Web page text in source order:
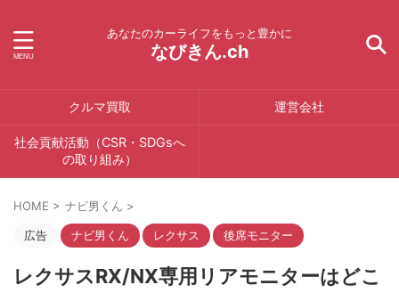
あなたのカーライフをもっと豊かに
なびきん.ch
クルマ買取 運営会社
社会貢献活動（CSR・SDGsへ
の取り組み）
HOME > ナビ男くん >
広告 ナビ男くん レクサス 後席モニター
レクサスRX/NX専用リアモニターはどこ